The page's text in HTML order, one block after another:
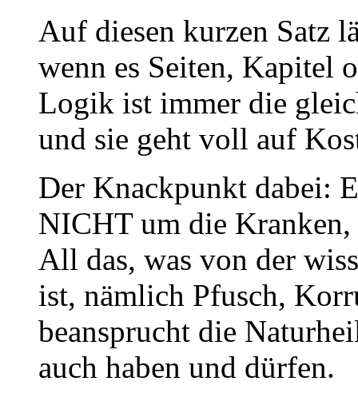
Auf diesen kurzen Satz
wenn es Seiten, Kapitel
Logik ist immer die
und sie geht voll auf
Der Knackpunkt dabei:
NICHT um die
All das, was von der
ist, nämlich Pfusch,
beansprucht die
auch haben und dürfen.